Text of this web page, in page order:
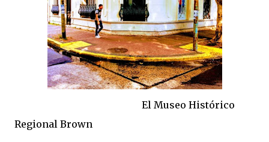
El Museo Histórico
Regional Brown